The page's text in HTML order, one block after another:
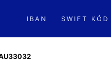
IBAN SWIFT KÓD